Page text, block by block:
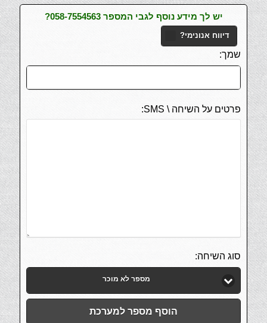
יש לך מידע נוסף לגבי המספר 058-7554563?
דיווח אנונימי?
שמך:
פרטים על השיחה \ SMS:
סוג השיחה:
מספר לא מוכר
הוסף מספר למערכת